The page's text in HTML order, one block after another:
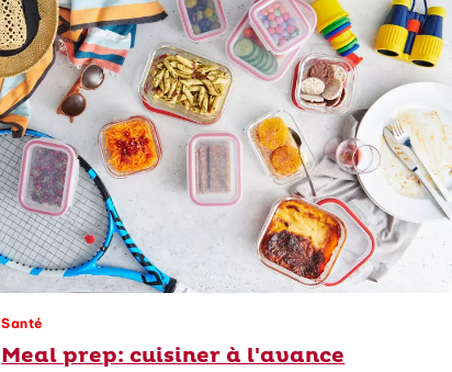
Santé
Meal prep: cuisiner à l'avance